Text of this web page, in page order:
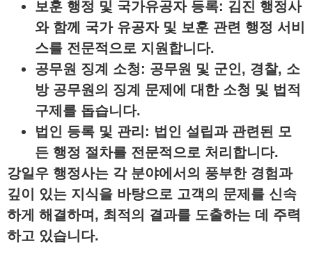
보훈 행정 및 국가유공자 등록: 김진 행정사
와 함께 국가 유공자 및 보훈 관련 행정 서비
스를 전문적으로 지원합니다.
공무원 징계 소청: 공무원 및 군인, 경찰, 소
방 공무원의 징계 문제에 대한 소청 및 법적
구제를 돕습니다.
법인 등록 및 관리 : 법인 설립과 관련된 모
든 행정 절차를 전문적으로 처리합니다.
강일우 행정사는 각 분야에서의 풍부한 경험과
깊이 있는 지식을 바탕으로 고객의 문제를 신속
하게 해결하며, 최적의 결과를 도출하는 데 주력
하고 있습니다.